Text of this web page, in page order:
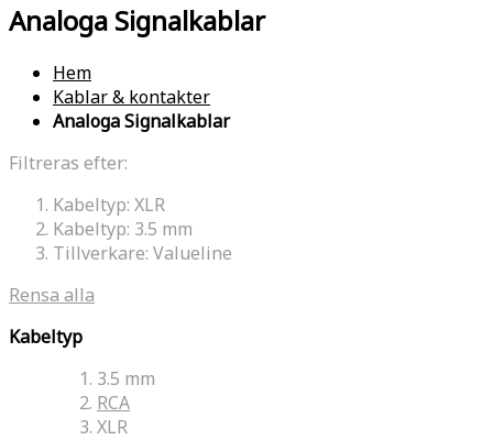
Analoga Signalkablar
Hem
Kablar & kontakter
Analoga Signalkablar
Filtreras efter:
Kabeltyp: XLR
Kabeltyp: 3.5 mm
Tillverkare: Valueline
Rensa alla
Kabeltyp
3.5 mm
RCA
XLR